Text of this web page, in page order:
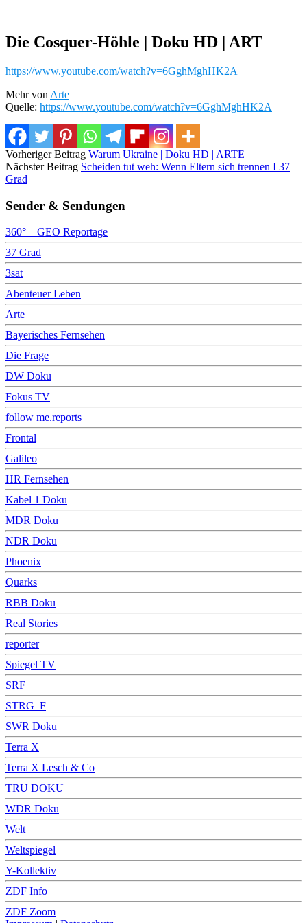
Die Cosquer-Höhle | Doku HD | ART
https://www.youtube.com/watch?v=6GghMghHK2A
Mehr von Arte
Quelle: https://www.youtube.com/watch?v=6GghMghHK2A
Vorheriger Beitrag Warum Ukraine | Doku HD | ARTE
Nächster Beitrag Scheiden tut weh: Wenn Eltern sich trennen I 37
Grad
Sender & Sendungen
360° – GEO Reportage
37 Grad
3sat
Abenteuer Leben
Arte
Bayerisches Fernsehen
Die Frage
DW Doku
Fokus TV
follow me.reports
Frontal
Galileo
HR Fernsehen
Kabel 1 Doku
MDR Doku
NDR Doku
Phoenix
Quarks
RBB Doku
Real Stories
reporter
Spiegel TV
SRF
STRG_F
SWR Doku
Terra X
Terra X Lesch & Co
TRU DOKU
WDR Doku
Welt
Weltspiegel
Y-Kollektiv
ZDF Info
ZDF Zoom